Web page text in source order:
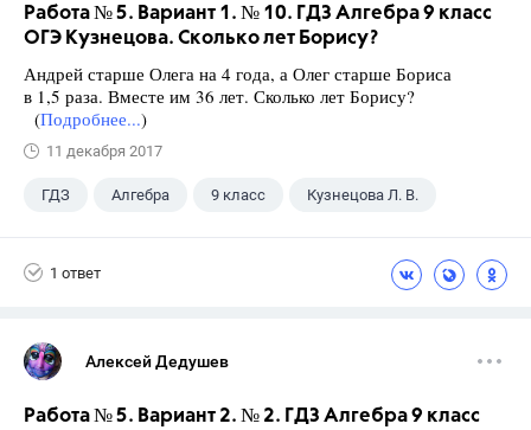
Работа № 5. Вариант 1. № 10. ГДЗ Алгебра 9 класс
ОГЭ Кузнецова. Сколько лет Борису?
Андрей старше Олега на 4 года, а Олег старше Бориса
в 1,5 раза. Вместе им 36 лет. Сколько лет Борису?
(Подробнее...)
11 декабря 2017
ГДЗ Алгебра 9 класс Кузнецова Л. В.
1 ответ
Алексей Дедушев
Работа № 5. Вариант 2. № 2. ГДЗ Алгебра 9 класс